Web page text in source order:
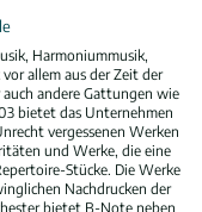
Harmoniummusik,
allem aus der Zeit der
andere Gattungen wie
bietet das Unternehmen
vergessenen Werken
und Werke, die eine
Stücke. Die Werke
Nachdrucken der
bietet B-Note neben